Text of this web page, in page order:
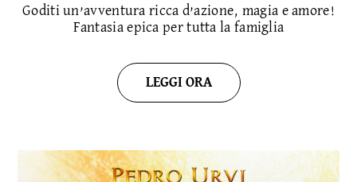
Goditi un’avventura ricca d’azione, magia e amore!
Fantasia epica per tutta la famiglia
LEGGI ORA